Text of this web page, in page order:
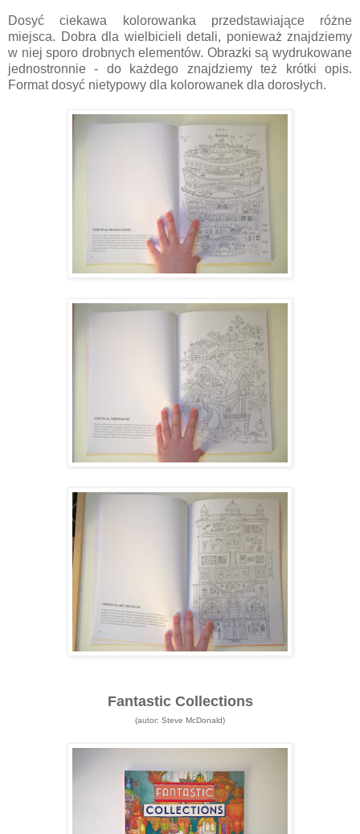
Dosyć ciekawa kolorowanka przedstawiające różne
miejsca. Dobra dla wielbicieli detali, ponieważ znajdziemy
w niej sporo drobnych elementów. Obrazki są wydrukowane
jednostronnie - do każdego znajdziemy też krótki opis.
Format dosyć nietypowy dla kolorowanek dla dorosłych.
Fantastic Collections
(autor: Steve McDonald)